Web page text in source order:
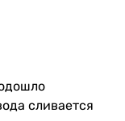
Ghidini Melania
характер и
сливается